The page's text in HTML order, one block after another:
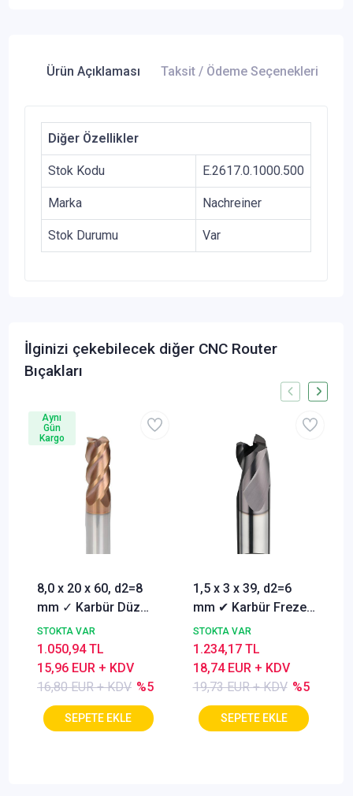
Ürün Açıklaması Taksit / Ödeme Seçenekleri
Diğer Özellikler
Stok Kodu E.2617.0.1000.500
Marka Nachreiner
Stok Durumu Var
İlginizi çekebilecek diğer CNC Router
Bıçakları
8,0 x 20 x 60, d2=8
mm ✓ Karbür Düz
Freze, Parmak freze
ucu Z=4,TiSiN
Kaplamalı
STOKTA VAR
16,80 EUR + KDV %5
15,96 EUR + KDV
1.050,94 TL
Aynı
Gün
Kargo
1,5 x 3 x 39, d2=6
mm ✔ Karbür Freze
ucu, Z=3, Kaplamalı,
30°
STOKTA VAR
19,73 EUR + KDV %5
18,74 EUR + KDV
1.234,17 TL